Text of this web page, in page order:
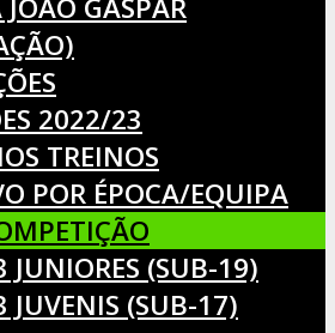
JOÃO GASPAR
2022/23
TREINOS
POR ÉPOCA/EQUIPA
(SUB-19)
(SUB-17)